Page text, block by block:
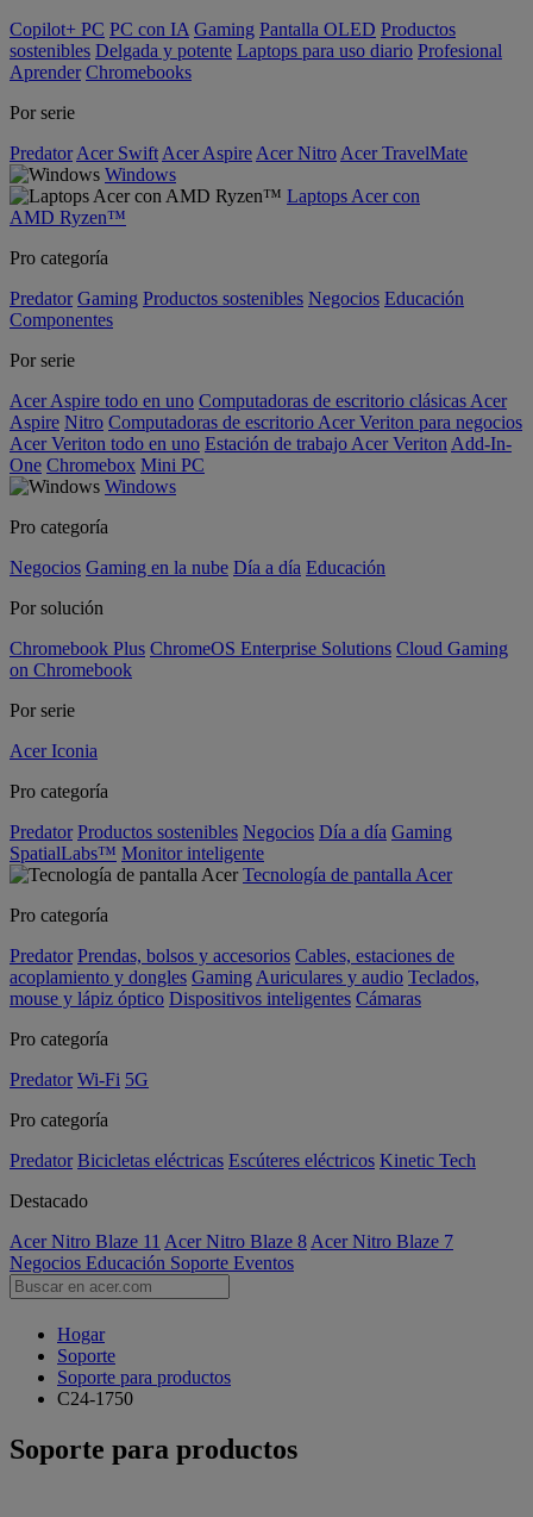
Copilot+ PC PC con IA Gaming Pantalla OLED Productos
sostenibles Delgada y potente Laptops para uso diario Profesional
Aprender Chromebooks
Por serie
Predator Acer Swift Acer Aspire Acer Nitro Acer TravelMate
Windows
Laptops Acer con
AMD Ryzen™
Pro categoría
Predator Gaming Productos sostenibles Negocios Educación
Componentes
Por serie
Acer Aspire todo en uno Computadoras de escritorio clásicas Acer
Aspire Nitro Computadoras de escritorio Acer Veriton para negocios
Acer Veriton todo en uno Estación de trabajo Acer Veriton Add-In-
One Chromebox Mini PC
Windows
Pro categoría
Negocios Gaming en la nube Día a día Educación
Por solución
Chromebook Plus ChromeOS Enterprise Solutions Cloud Gaming
on Chromebook
Por serie
Acer Iconia
Pro categoría
Predator Productos sostenibles Negocios Día a día Gaming
SpatialLabs™ Monitor inteligente
Tecnología de pantalla Acer
Pro categoría
Predator Prendas, bolsos y accesorios Cables, estaciones de
acoplamiento y dongles Gaming Auriculares y audio Teclados,
mouse y lápiz óptico Dispositivos inteligentes Cámaras
Pro categoría
Predator Wi-Fi 5G
Pro categoría
Predator Bicicletas eléctricas Escúteres eléctricos Kinetic Tech
Destacado
Acer Nitro Blaze 11 Acer Nitro Blaze 8 Acer Nitro Blaze 7
Negocios Educación Soporte Eventos
Hogar
Soporte
Soporte para productos
C24-1750
Soporte para productos